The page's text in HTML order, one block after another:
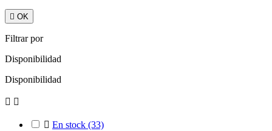
 OK
Filtrar por
Disponibilidad
Disponibilidad
 
 En stock (33)